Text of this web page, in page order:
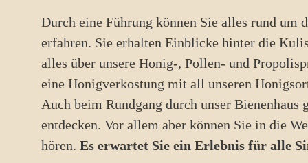
Durch eine Führung können Sie alles rund um
erfahren. Sie erhalten Einblicke hinter die
alles über unsere Honig-, Pollen- und
eine Honigverkostung mit all unseren
Auch beim Rundgang durch unser Bienenhaus
entdecken. Vor allem aber können Sie in die
hören. Es erwartet Sie ein Erlebnis für alle